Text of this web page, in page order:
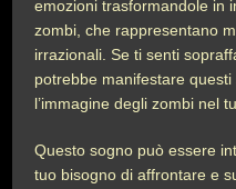
emozioni trasformandole in
zombi, che rappresentano
irrazionali. Se ti senti
potrebbe manifestare
l’immagine degli zombi nel
Questo sogno può essere
tuo bisogno di affrontare e